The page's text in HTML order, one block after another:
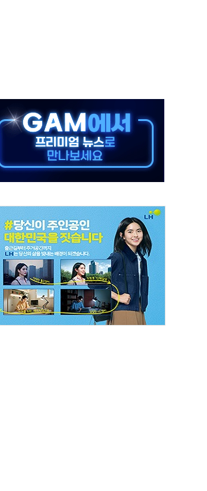
최대 3.5m 높은 물결
상대응기구 가동
산 규제 철폐
폭우…호우경보 발효
여부 조사
편성…체감온도 38도 넘으면 중단